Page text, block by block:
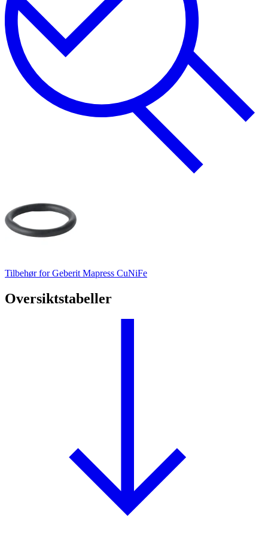
Tilbehør for Geberit Mapress CuNiFe
Oversiktstabeller